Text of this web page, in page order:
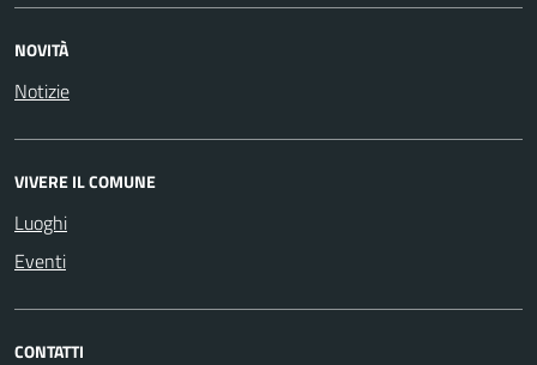
NOVITÀ
Notizie
VIVERE IL COMUNE
Luoghi
Eventi
CONTATTI